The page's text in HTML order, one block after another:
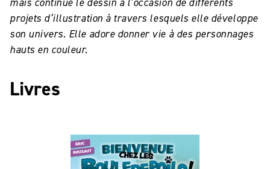
projets d’illustration à travers lesquels elle développe
son univers. Elle adore donner vie à des personnages
hauts en couleur.
Livres